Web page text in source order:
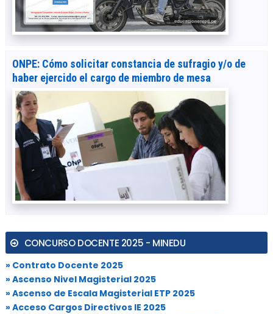
ONPE: Cómo solicitar constancia de sufragio y/o de
haber ejercido el cargo de miembro de mesa
CONCURSO DOCENTE 2025 - MINEDU
» Contrato Docente 2025
» Ascenso Nivel Magisterial 2025
» Ascenso de Escala Magisterial ETP 2025
» Acceso Cargos Directivos IE 2025